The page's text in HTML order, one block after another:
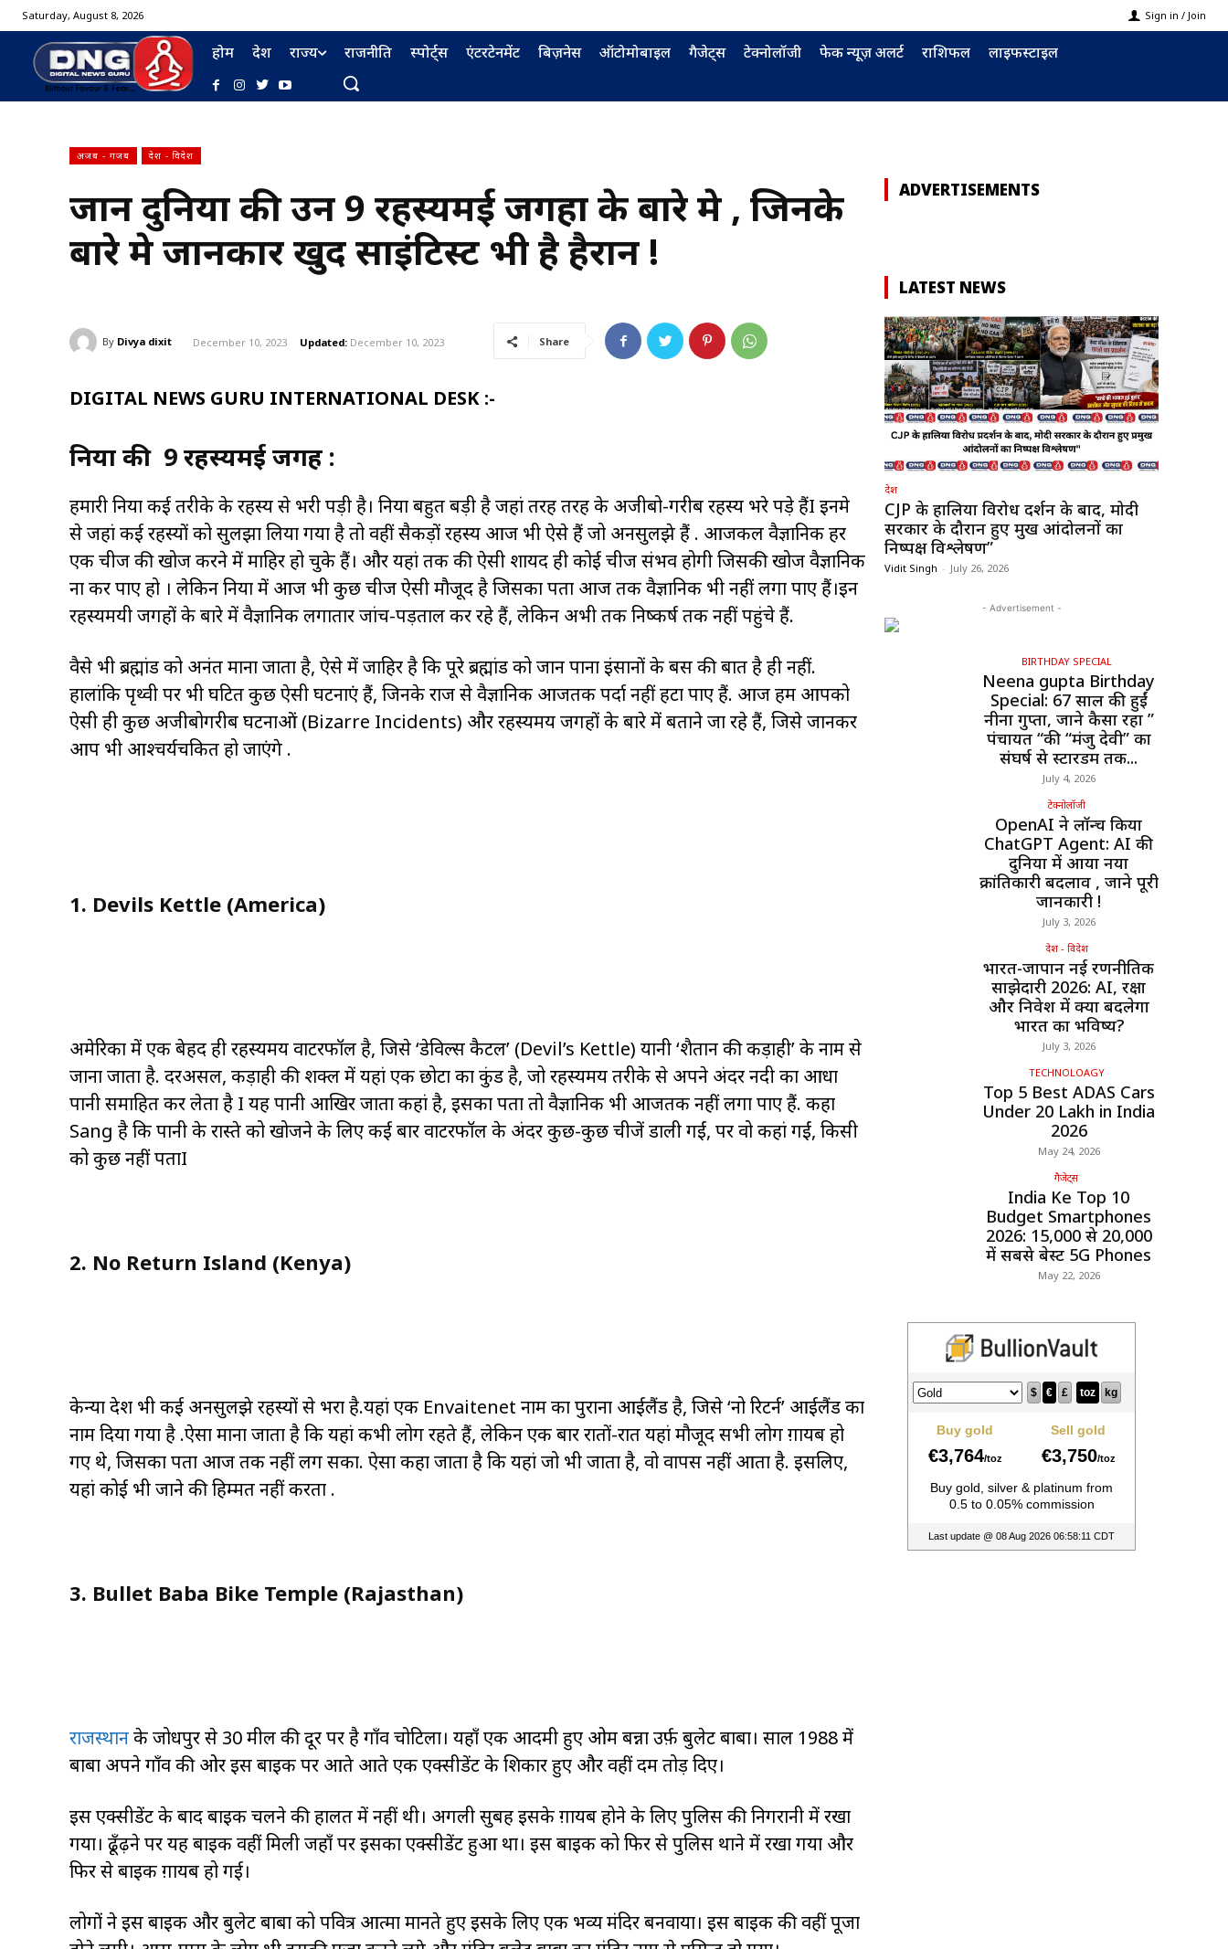
Saturday, August 8, 2026 Sign in / Join
होम देश राज्य राजनीति स्पोर्ट्स एंटरटेनमेंट बिज़नेस ऑटोमोबाइल गैजेट्स टेक्नोलॉजी फेक न्यूज़ अलर्ट राशिफल लाइफस्टाइल
अजब - गजब देश - विदेश
जानें दुनिया की उन 9 रहस्यमई जगहों के बारे मे , जिनके
बारे मे जानकार खुद साइंटिस्ट भी है हैरान !
By Divya dixit December 10, 2023 Updated: December 10, 2023 Share
DIGITAL NEWS GURU INTERNATIONAL DESK :-
दुनिया की 9 रहस्यमई जगह :
हमारी दुनिया कई तरीके के रहस्य से भरी पड़ी है। दुनिया बहुत बड़ी है जहां तरह तरह के अजीबो-गरीब रहस्य भरे पड़े हैंI इनमे
से जहां कई रहस्यों को सुलझा लिया गया है तो वहीं सैकड़ों रहस्य आज भी ऐसे हैं जो अनसुलझे हैं . आजकल वैज्ञानिक हर
एक चीज की खोज करने में माहिर हो चुके हैं। और यहां तक की ऐसी शायद ही कोई चीज संभव होगी जिसकी खोज वैज्ञानिक
ना कर पाए हो । लेकिन दुनिया में आज भी कुछ चीज ऐसी मौजूद है जिसका पता आज तक वैज्ञानिक भी नहीं लगा पाए हैं।इन
रहस्यमयी जगहों के बारे में वैज्ञानिक लगातार जांच-पड़ताल कर रहे हैं, लेकिन अभी तक निष्कर्ष तक नहीं पहुंचे हैं.
वैसे भी ब्रह्मांड को अनंत माना जाता है, ऐसे में जाहिर है कि पूरे ब्रह्मांड को जान पाना इंसानों के बस की बात है ही नहीं.
हालांकि पृथ्वी पर भी घटित कुछ ऐसी घटनाएं हैं, जिनके राज से वैज्ञानिक आजतक पर्दा नहीं हटा पाए हैं. आज हम आपको
ऐसी ही कुछ अजीबोगरीब घटनाओं (Bizarre Incidents) और रहस्यमय जगहों के बारे में बताने जा रहे हैं, जिसे जानकर
आप भी आश्चर्यचकित हो जाएंगे .
1. Devils Kettle (America)
अमेरिका में एक बेहद ही रहस्यमय वाटरफॉल है, जिसे ‘डेविल्स कैटल’ (Devil’s Kettle) यानी ‘शैतान की कड़ाही’ के नाम से
जाना जाता है. दरअसल, कड़ाही की शक्ल में यहां एक छोटा का कुंड है, जो रहस्यमय तरीके से अपने अंदर नदी का आधा
पानी समाहित कर लेता है I यह पानी आखिर जाता कहां है, इसका पता तो वैज्ञानिक भी आजतक नहीं लगा पाए हैं. कहा
Sang है कि पानी के रास्ते को खोजने के लिए कई बार वाटरफॉल के अंदर कुछ-कुछ चीजें डाली गईं, पर वो कहां गईं, किसी
को कुछ नहीं पताI
2. No Return Island (Kenya)
केन्या देश भी कई अनसुलझे रहस्यों से भरा है.यहां एक Envaitenet नाम का पुराना आईलैंड है, जिसे ‘नो रिटर्न’ आईलैंड का
नाम दिया गया है .ऐसा माना जाता है कि यहां कभी लोग रहते हैं, लेकिन एक बार रातों-रात यहां मौजूद सभी लोग ग़ायब हो
गए थे, जिसका पता आज तक नहीं लग सका. ऐसा कहा जाता है कि यहां जो भी जाता है, वो वापस नहीं आता है. इसलिए,
यहां कोई भी जाने की हिम्मत नहीं करता .
3. Bullet Baba Bike Temple (Rajasthan)
राजस्थानके जोधपुर से 30 मील की दूर पर है गाँव चोटिला। यहाँ एक आदमी हुए ओम बन्ना उर्फ़ बुलेट बाबा। साल 1988 में
बाबा अपने गाँव की ओर इस बाइक पर आते आते एक एक्सीडेंट के शिकार हुए और वहीं दम तोड़ दिए।
इस एक्सीडेंट के बाद बाइक चलने की हालत में नहीं थी। अगली सुबह इसके ग़ायब होने के लिए पुलिस की निगरानी में रखा
गया। ढूँढ़ने पर यह बाइक वहीं मिली जहाँ पर इसका एक्सीडेंट हुआ था। इस बाइक को फिर से पुलिस थाने में रखा गया और
फिर से बाइक ग़ायब हो गई।
लोगों ने इस बाइक और बुलेट बाबा को पवित्र आत्मा मानते हुए इसके लिए एक भव्य मंदिर बनवाया। इस बाइक की वहीं पूजा
ADVERTISEMENTS
LATEST NEWS
देश
CJP के हालिया विरोध प्रदर्शन के बाद, मोदी
सरकार के दौरान हुए प्रमुख आंदोलनों का
निष्पक्ष विश्लेषण”
Vidit Singh - July 26, 2026
- Advertisement -
BIRTHDAY SPECIAL
Neena gupta Birthday
Special: 67 साल की हुईं
नीना गुप्ता, जाने कैसा रहा ”
पंचायत “की “मंजु देवी” का
संघर्ष से स्टारडम तक...
July 4, 2026
टेक्नोलॉजी
OpenAI ने लॉन्च किया
ChatGPT Agent: AI की
दुनिया में आया नया
क्रांतिकारी बदलाव , जाने पूरी
जानकारी !
July 3, 2026
देश - विदेश
भारत-जापान नई रणनीतिक
साझेदारी 2026: AI, रक्षा
और निवेश में क्या बदलेगा
भारत का भविष्य?
July 3, 2026
TECHNOLOAGY
Top 5 Best ADAS Cars
Under ₹20 Lakh in India
2026
May 24, 2026
गैजेट्स
India Ke Top 10
Budget Smartphones
2026: ₹15,000 से ₹20,000
में सबसे बेस्ट 5G Phones
May 22, 2026